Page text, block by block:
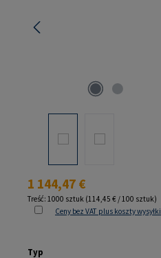
Cena regularna:
1 144,47 €
Treść: 1000 sztuk (114,45 € / 100 sztuk)
Ceny bez VAT plus koszty wysyłki
Wybierz
Typ